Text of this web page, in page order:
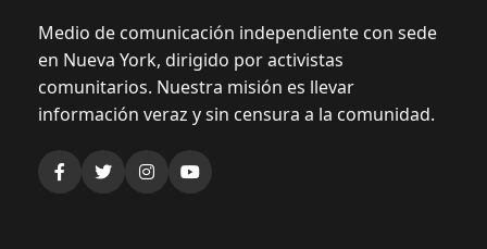
Medio de comunicación independiente con sede
en Nueva York, dirigido por activistas
comunitarios. Nuestra misión es llevar
información veraz y sin censura a la comunidad.